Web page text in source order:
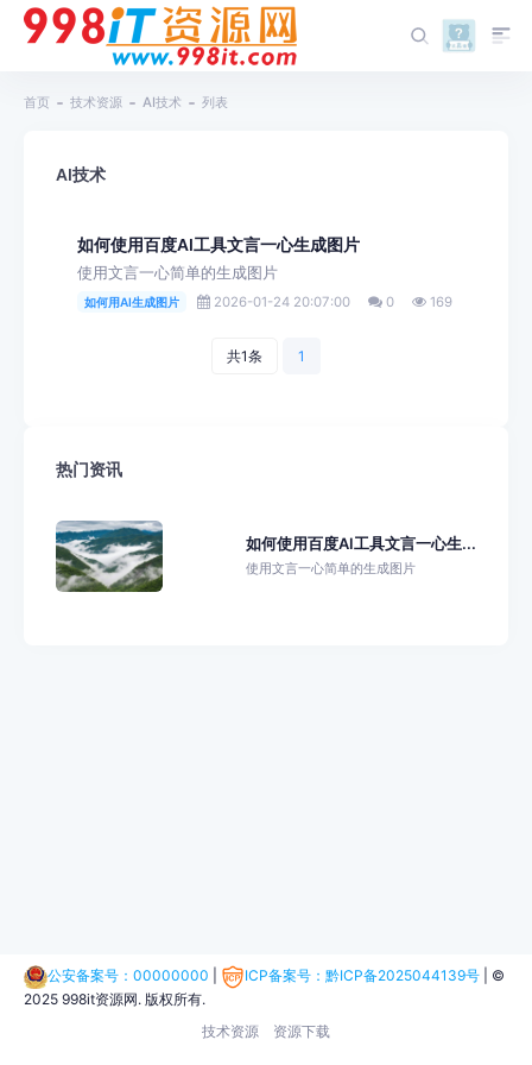
首页 技术资源 AI技术 列表
AI技术
如何使用百度AI工具文言一心生成图片
使用文言一心简单的生成图片
如何用AI生成图片 2026-01-24 20:07:00 0 169
共1条 1
热门资讯
如何使用百度AI工具文言一心生...
使用文言一心简单的生成图片
公安备案号：00000000 ICP备案号：黔ICP备2025044139号
©
2025 998it资源网. 版权所有.
技术资源
资源下载